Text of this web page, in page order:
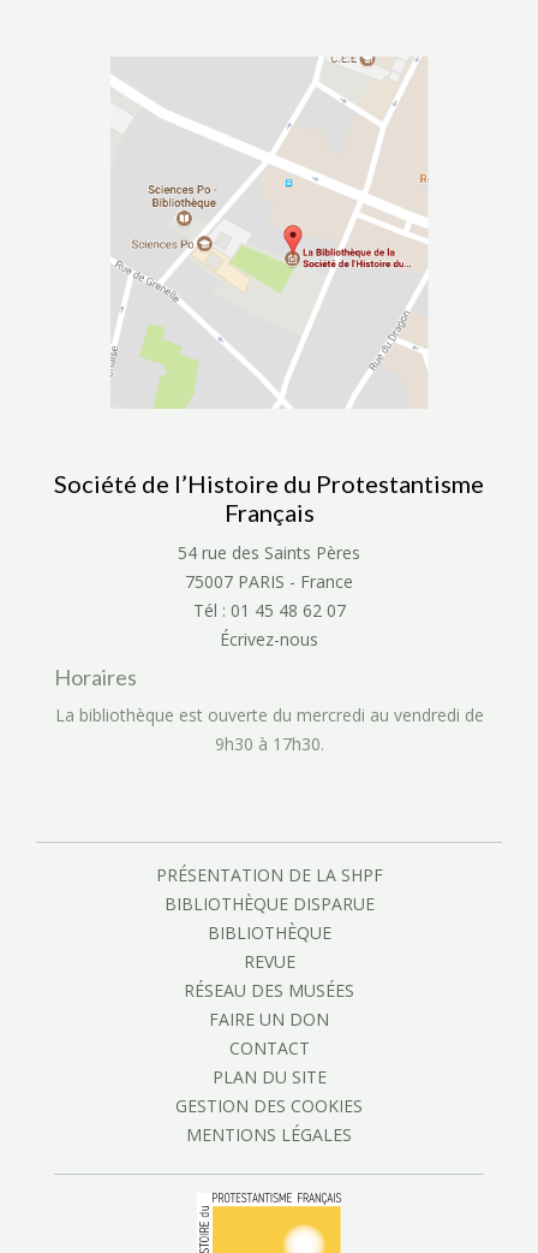
Société de l’Histoire du Protestantisme
Français
54 rue des Saints Pères
75007 PARIS - France
Tél : 01 45 48 62 07
Écrivez-nous
Horaires
La bibliothèque est ouverte du mercredi au vendredi de
9h30 à 17h30.
PRÉSENTATION DE LA SHPF
BIBLIOTHÈQUE DISPARUE
BIBLIOTHÈQUE
REVUE
RÉSEAU DES MUSÉES
FAIRE UN DON
CONTACT
PLAN DU SITE
GESTION DES COOKIES
MENTIONS LÉGALES